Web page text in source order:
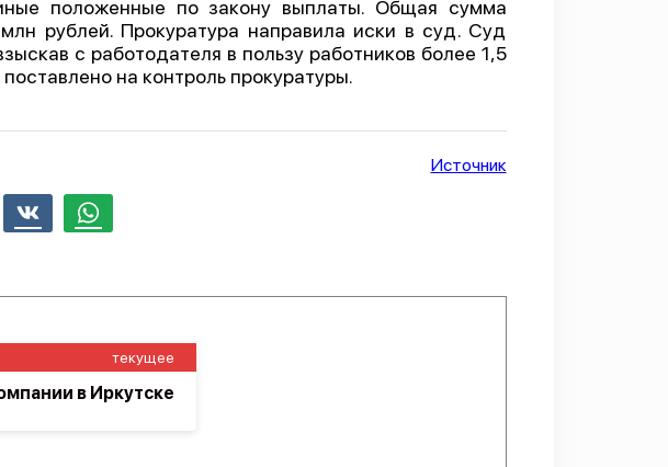
положенные по закону выплаты. Общая сумма
рублей. Прокуратура направила иски в суд. Суд
с работодателя в пользу работников более 1,5
на контроль прокуратуры.
Whatsapp
Источник
текущее
в Иркутске